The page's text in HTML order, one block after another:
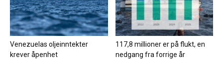
Venezuelas oljeinntekter
krever åpenhet
117,8 millioner er på flukt, en
nedgang fra forrige år